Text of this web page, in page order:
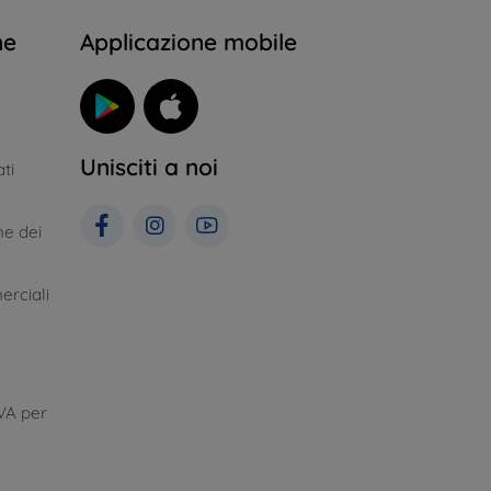
dei
per
Applicazione mobile
Unisciti a noi